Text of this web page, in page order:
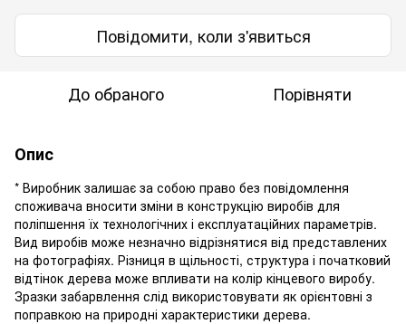
Повідомити, коли з'явиться
До обраного Порівняти
Опис
* Виробник залишає за собою право без повідомлення
споживача вносити зміни в конструкцію виробів для
поліпшення їх технологічних і експлуатаційних параметрів.
Вид виробів може незначно відрізнятися від представлених
на фотографіях. Різниця в щільності, структура і початковий
відтінок дерева може впливати на колір кінцевого виробу.
Зразки забарвлення слід використовувати як орієнтовні з
поправкою на природні характеристики дерева.